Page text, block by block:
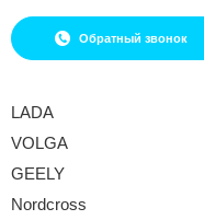
Обратный звонок
LADA
VOLGA
GEELY
Nordcross